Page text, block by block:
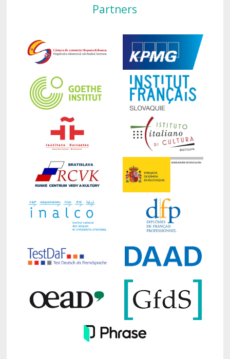
Partners